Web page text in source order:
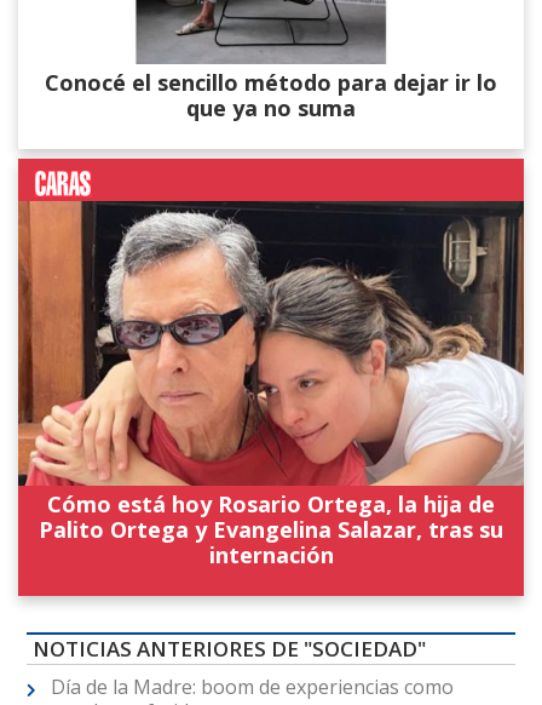
Conocé el sencillo método para dejar ir lo
que ya no suma
Cómo está hoy Rosario Ortega, la hija de
Palito Ortega y Evangelina Salazar, tras su
internación
NOTICIAS ANTERIORES DE "SOCIEDAD"
Día de la Madre: boom de experiencias como